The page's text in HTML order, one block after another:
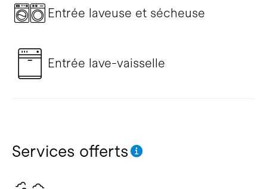
Entrée laveuse et sécheuse
Entrée lave-vaisselle
Services offerts